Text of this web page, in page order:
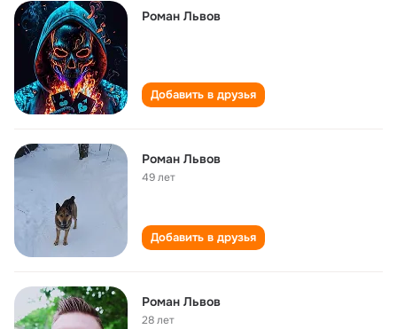
Роман Львов
Добавить в друзья
Роман Львов
49 лет
Добавить в друзья
Роман Львов
28 лет